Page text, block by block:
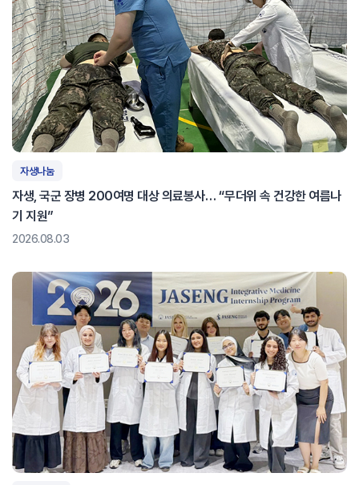
자생나눔
자생, 국군 장병 200여명 대상 의료봉사… “무더위 속 건강한 여름나
기 지원”
2026.08.03